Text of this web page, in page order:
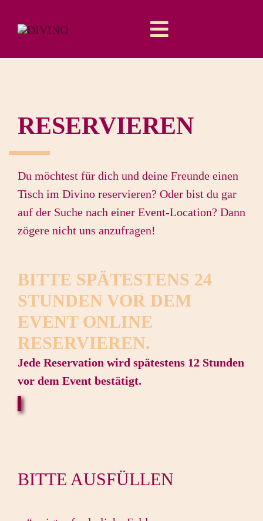
Toggle
Navigation
Event Location
RESERVIEREN
Du möchtest für dich und deine Freunde einen
Tisch im Divino reservieren? Oder bist du gar
auf der Suche nach einer Event-Location? Dann
zögere nicht uns anzufragen!
BITTE SPÄTESTENS 24
STUNDEN VOR DEM
EVENT ONLINE
RESERVIEREN.
Jede Reservation wird spätestens 12 Stunden
vor dem Event bestätigt.
BITTE AUSFÜLLEN